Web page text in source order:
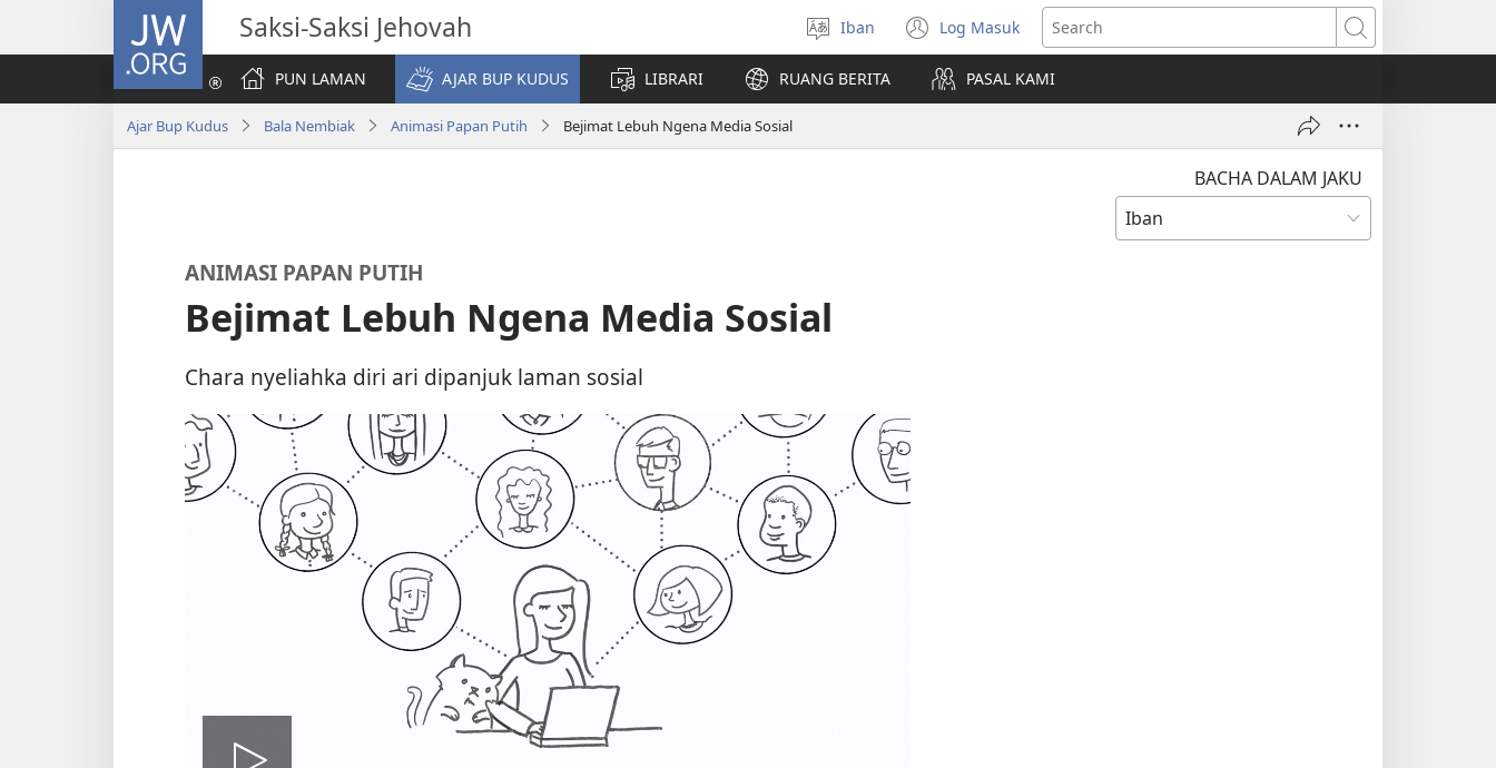
JW.ORG Saksi-Saksi Jehovah
Pilih
bansa
jaku
Iban Log Masuk
(opens
new
window)
Search
PUN LAMAN
AJAR BUP KUDUS LIBRARI RUANG BERITA PASAL KAMI
Ajar Bup Kudus Bala Nembiak Animasi Papan Putih Bejimat Lebuh Ngena Media Sosial
BACHA DALAM JAKU
ANIMASI PAPAN PUTIH
Bejimat Lebuh Ngena Media Sosial
Chara nyeliahka diri ari dipanjuk laman sosial